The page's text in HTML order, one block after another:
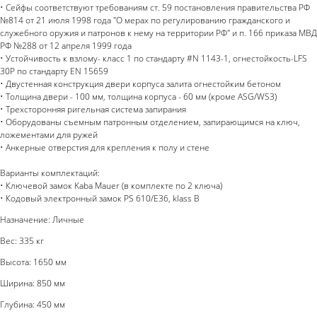
• Сейфы соответствуют требованиям ст. 59 постановления правительства РФ
№814 от 21 июля 1998 года "О мерах по регулированию гражданского и
служебного оружия и патронов к нему на территории РФ" и п. 166 приказа МВД
РФ №288 от 12 апреля 1999 года
• Устойчивость к взлому- класс 1 по стандарту #N 1143-1, огнестойкость-LFS
30P по стандарту EN 15659
• Двустенная конструкция двери корпуса залита огнестойким бетоном
• Толщина двери - 100 мм, толщина корпуса - 60 мм (кроме ASG/WS3)
• Трехсторонняя ригельная система запирания
• Оборудованы съемным патронным отделением, запирающимся на ключ,
ложементами для ружей
• Анкерные отверстия для крепления к полу и стене
Варианты комплектаций:
• Ключевой замок Kaba Mauer (в комплекте по 2 ключа)
• Кодовый электронный замок PS 610/E36, klass B
Назначение: Личные
Вес: 335 кг
Высота: 1650 мм
Ширина: 850 мм
Глубина: 450 мм